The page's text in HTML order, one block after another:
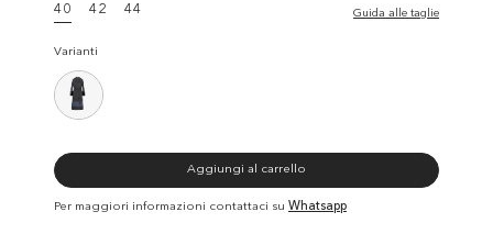
40 42 44 Guida alle taglie
Varianti
Aggiungi al carrello
Per maggiori informazioni contattaci su Whatsapp